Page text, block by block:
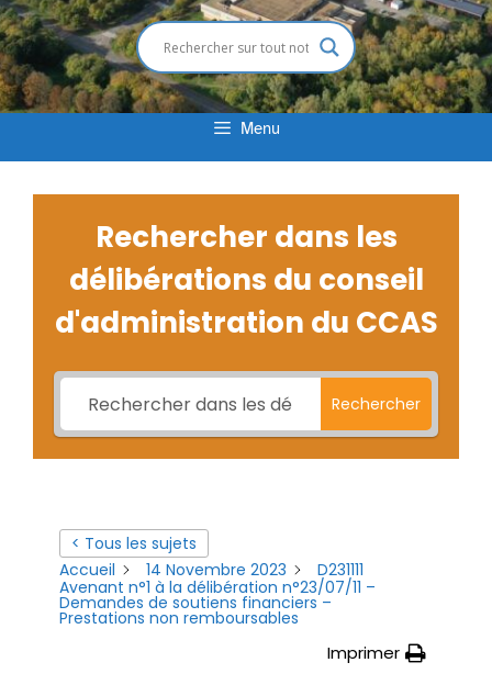
Menu
Rechercher dans les
délibérations du conseil
d'administration du CCAS
Rechercher
< Tous les sujets
Accueil
14 Novembre 2023
D231111
Avenant n°1 à la délibération n°23/07/11 –
Demandes de soutiens financiers –
Prestations non remboursables
Imprimer